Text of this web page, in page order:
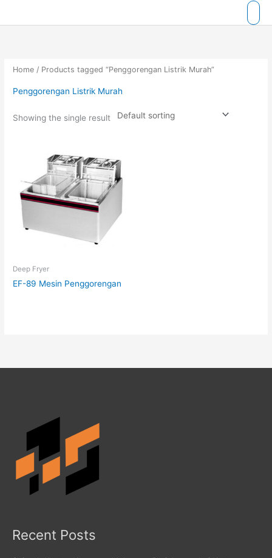
Home / Products tagged “Penggorengan Listrik Murah”
Penggorengan Listrik Murah
Showing the single result
Deep Fryer
EF-89 Mesin Penggorengan
Recent Posts